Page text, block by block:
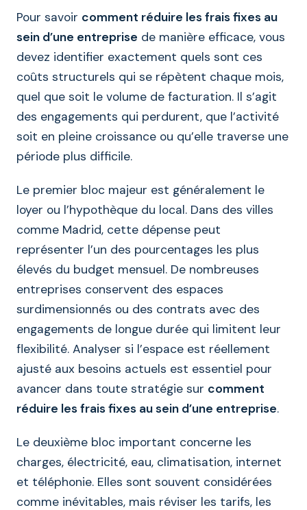
Pour savoir comment réduire les frais fixes au
sein d’une entreprise de manière efficace, vous
devez identifier exactement quels sont ces
coûts structurels qui se répètent chaque mois,
quel que soit le volume de facturation. Il s’agit
des engagements qui perdurent, que l’activité
soit en pleine croissance ou qu’elle traverse une
période plus difficile.
Le premier bloc majeur est généralement le
loyer ou l’hypothèque du local. Dans des villes
comme Madrid, cette dépense peut
représenter l’un des pourcentages les plus
élevés du budget mensuel. De nombreuses
entreprises conservent des espaces
surdimensionnés ou des contrats avec des
engagements de longue durée qui limitent leur
flexibilité. Analyser si l’espace est réellement
ajusté aux besoins actuels est essentiel pour
avancer dans toute stratégie sur comment
réduire les frais fixes au sein d’une entreprise.
Le deuxième bloc important concerne les
charges, électricité, eau, climatisation, internet
et téléphonie. Elles sont souvent considérées
comme inévitables, mais réviser les tarifs, les